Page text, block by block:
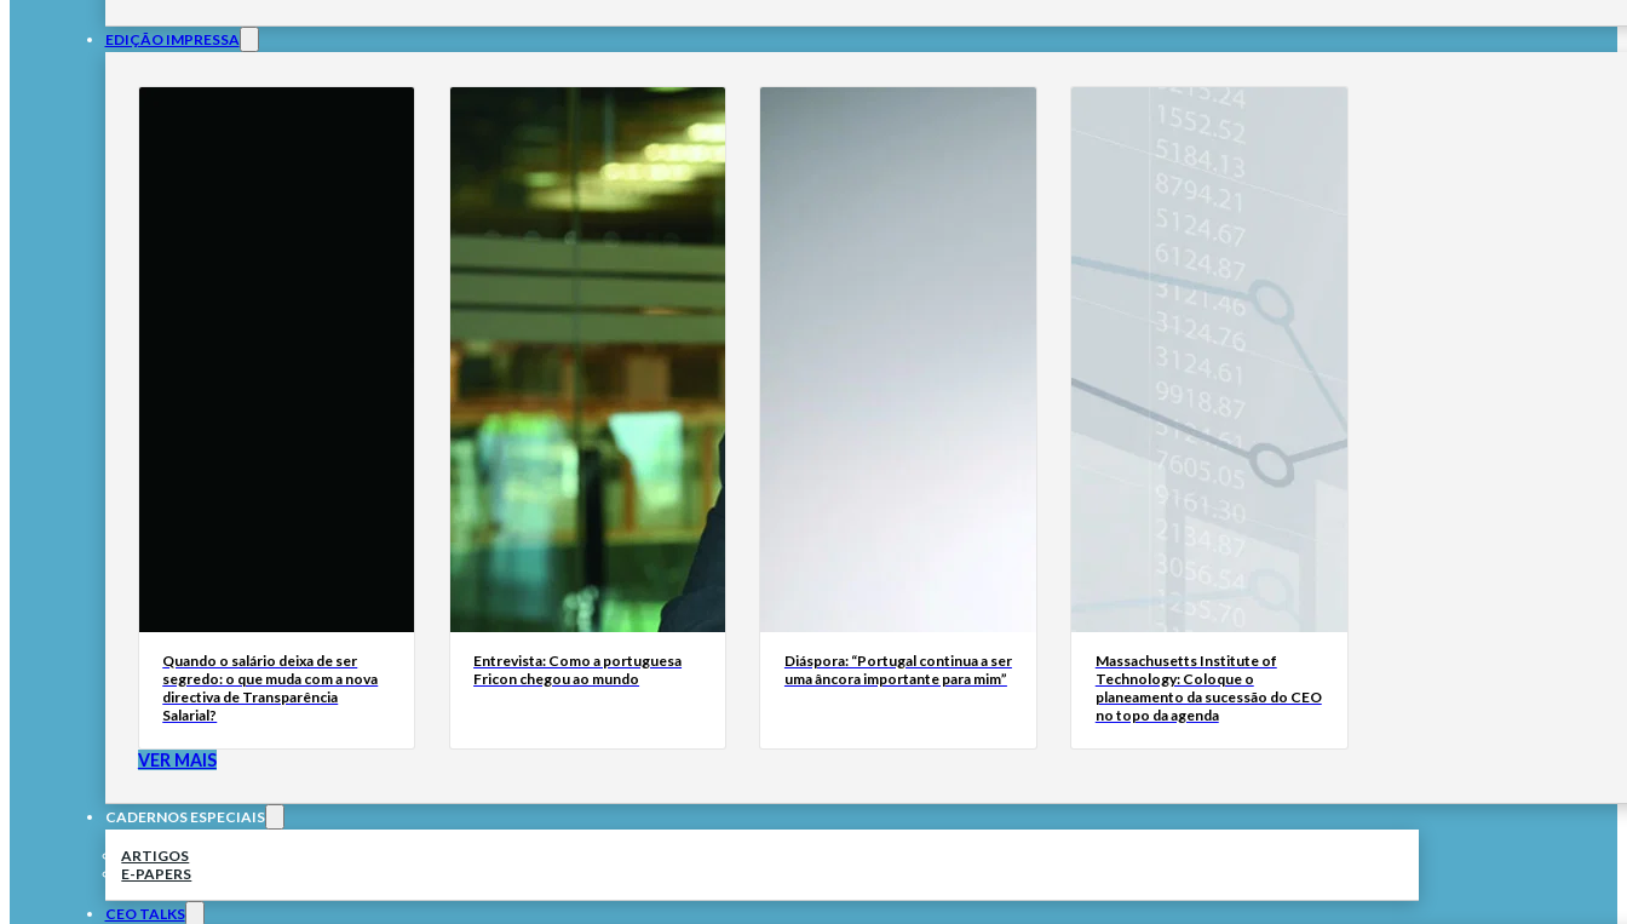
EDIÇÃO IMPRESSA
Quando o salário deixa de ser
segredo: o que muda com a nova
directiva de Transparência
Salarial?
Entrevista: Como a portuguesa
Fricon chegou ao mundo
Diáspora: “Portugal continua a ser
uma âncora importante para mim”
Massachusetts Institute of
Technology: Coloque o
planeamento da sucessão do CEO
no topo da agenda
VER MAIS
CADERNOS ESPECIAIS
ARTIGOS
E-PAPERS
CEO TALKS